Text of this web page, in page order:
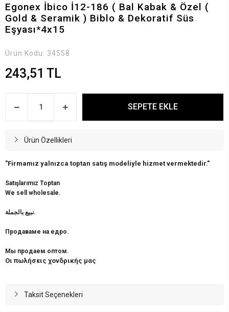
Egonex İbico İ12-186 ( Bal Kabak & Özel (
Gold & Seramik ) Biblo & Dekoratif Süs
Eşyası*4x15
Ürün Kodu: 34558
243,51 TL
SEPETE EKLE
Ürün Özellikleri
"Firmamız yalnızca toptan satış modeliyle hizmet vermektedir."
Satışlarımız Toptan
We sell wholesale.
نبيع بالجملة.
Продаваме на едро.
Мы продаем оптом.
Οι πωλήσεις χονδρικής μας
Taksit Seçenekleri